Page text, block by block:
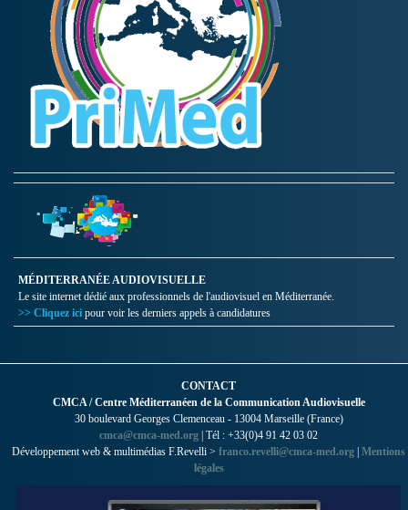
MÉDITERRANÉE AUDIOVISUELLE
Le site internet dédié aux professionnels de l'audiovisuel en Méditerranée.
>> Cliquez ici pour voir les derniers appels à candidatures
CONTACT
CMCA / Centre Méditerranéen de la Communication Audiovisuelle
30 boulevard Georges Clemenceau - 13004 Marseille (France)
cmca@cmca-med.org | Tél : +33(0)4 91 42 03 02
Développement web & multimédias F.Revelli > franco.revelli@cmca-med.org | Mentions
légales